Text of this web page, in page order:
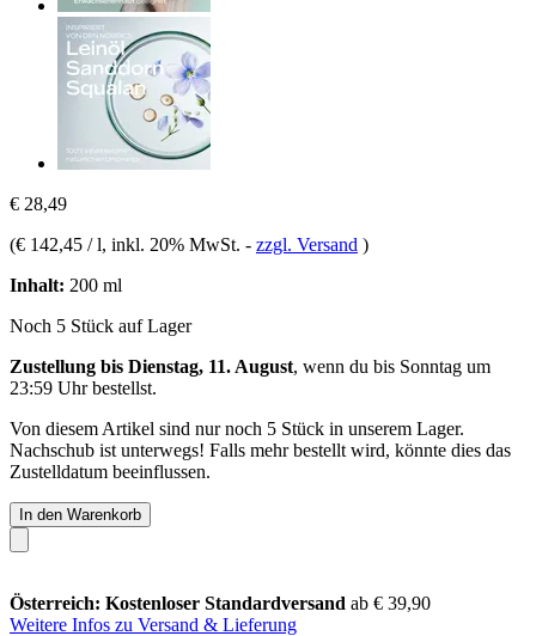
€ 28,49
(€ 142,45 / l, inkl. 20% MwSt. - zzgl. Versand )
Inhalt: 200 ml
Noch 5 Stück auf Lager
Zustellung bis Dienstag, 11. August, wenn du bis Sonntag um
23:59 Uhrbestellst.
Von diesem Artikel sind nur noch 5 Stück in unserem Lager.
Nachschub ist unterwegs! Falls mehr bestellt wird, könnte dies das
Zustelldatum beeinflussen.
In den Warenkorb
Österreich: Kostenloser Standardversand ab € 39,90
Weitere Infos zu Versand & Lieferung